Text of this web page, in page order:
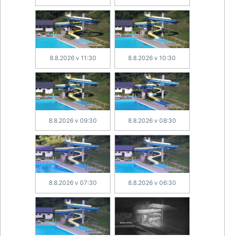
8.8.2026 v 11:30 8.8.2026 v 10:30
8.8.2026 v 09:30 8.8.2026 v 08:30
8.8.2026 v 07:30 8.8.2026 v 06:30